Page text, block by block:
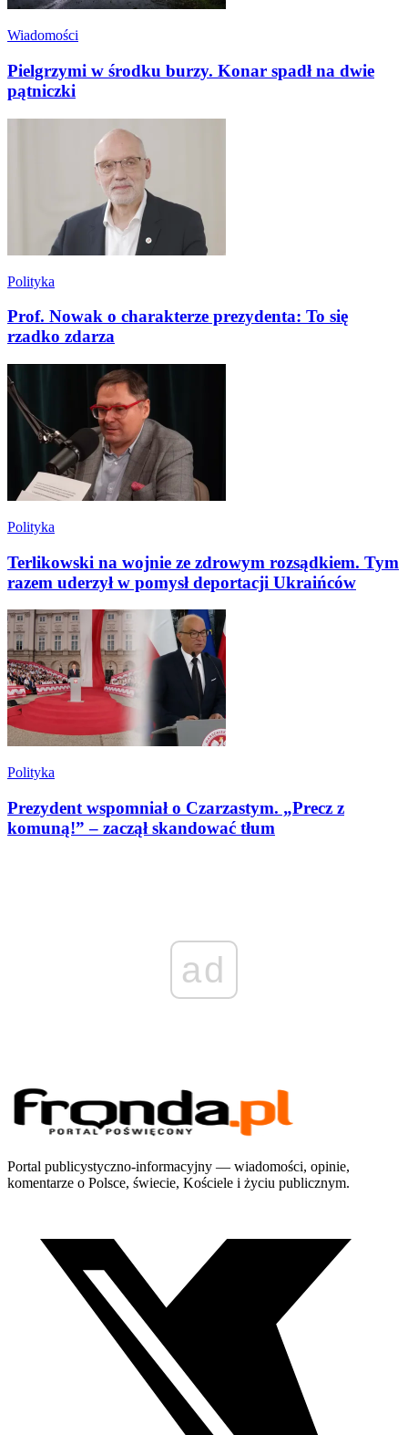
Wiadomości
Pielgrzymi w środku burzy. Konar spadł na dwie
pątniczki
Polityka
Prof. Nowak o charakterze prezydenta: To się
rzadko zdarza
Polityka
Terlikowski na wojnie ze zdrowym rozsądkiem. Tym
razem uderzył w pomysł deportacji Ukraińców
Polityka
Prezydent wspomniał o Czarzastym. „Precz z
komuną!” – zaczął skandować tłum
ad
Portal publicystyczno-informacyjny — wiadomości, opinie,
komentarze o Polsce, świecie, Kościele i życiu publicznym.